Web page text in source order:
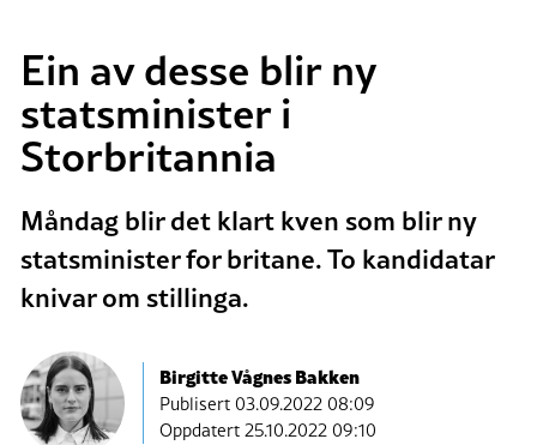
Ein av desse blir ny
statsminister i
Storbritannia
Måndag blir det klart kven som blir ny
statsminister for britane. To kandidatar
knivar om stillinga.
Birgitte Vågnes Bakken
Publisert03.09.2022 08:09
Oppdatert 25.10.2022 09:10